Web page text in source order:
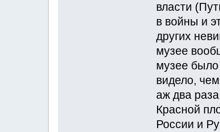
власти
в войны и
других
музее
музее было
видело,
аж два
Красной
России и